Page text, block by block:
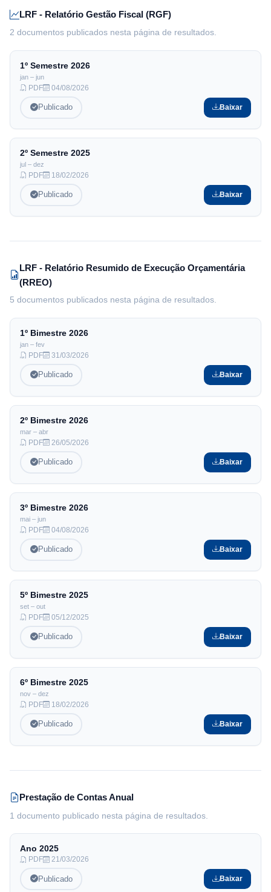
RELATÓRIO PERÍODO
RESULTADOS POR PÁGINA
LRF - Relatório Gestão Fiscal (RGF)
2 documentos publicados nesta página de resultados.
1º Semestre 2026
jan – jun
PDF 04/08/2026
Publicado Baixar
2º Semestre 2025
jul – dez
PDF 18/02/2026
Publicado Baixar
LRF - Relatório Resumido de Execução Orçamentária
(RREO)
5 documentos publicados nesta página de resultados.
1º Bimestre 2026
jan – fev
PDF 31/03/2026
Publicado Baixar
2º Bimestre 2026
mar – abr
PDF 26/05/2026
Publicado Baixar
3º Bimestre 2026
mai – jun
PDF 04/08/2026
Publicado Baixar
5º Bimestre 2025
set – out
PDF 05/12/2025
Publicado Baixar
6º Bimestre 2025
nov – dez
PDF 18/02/2026
Publicado Baixar
Prestação de Contas Anual
1 documento publicado nesta página de resultados.
Ano 2025
PDF 21/03/2026
Publicado Baixar